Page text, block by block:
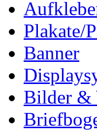
Plakate/
Banner
Bilder &